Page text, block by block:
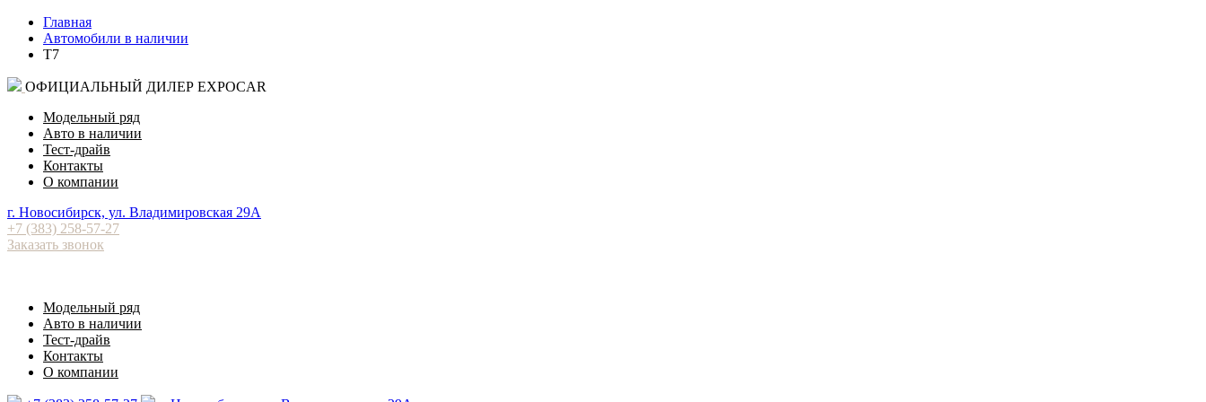
Главная
Автомобили в наличии
T7
ОФИЦИАЛЬНЫЙ ДИЛЕР EXPOCAR
Модельный ряд
Авто в наличии
Тест-драйв
Контакты
О компании
⁠г. Новосибирск, ул. Владимировская 29А
+7 (383) 258-57-27
Заказать звонок
Модельный ряд
Авто в наличии
Тест-драйв
Контакты
О компании